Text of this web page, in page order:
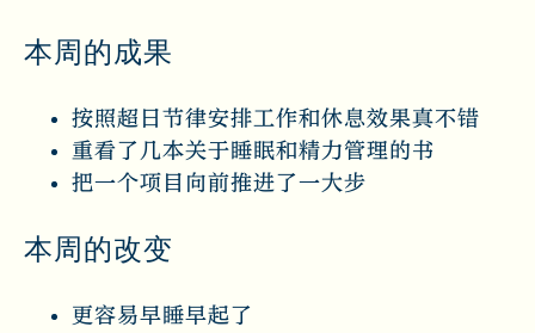
本周的成果
按照超日节律安排工作和休息效果真不错
重看了几本关于睡眠和精力管理的书
把一个项目向前推进了一大步
本周的改变
更容易早睡早起了